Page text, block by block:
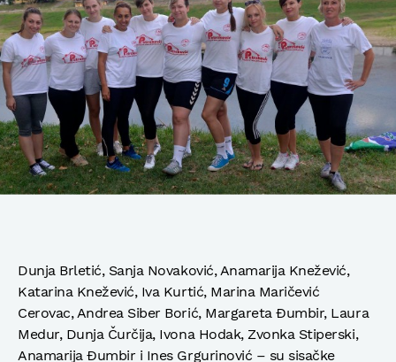
Dunja Brletić, Sanja Novaković, Anamarija Knežević,
Katarina Knežević, Iva Kurtić, Marina Maričević
Cerovac, Andrea Siber Borić, Margareta Đumbir, Laura
Medur, Dunja Čurčija, Ivona Hodak, Zvonka Stiperski,
Anamarija Đumbir i Ines Grgurinović – su sisačke